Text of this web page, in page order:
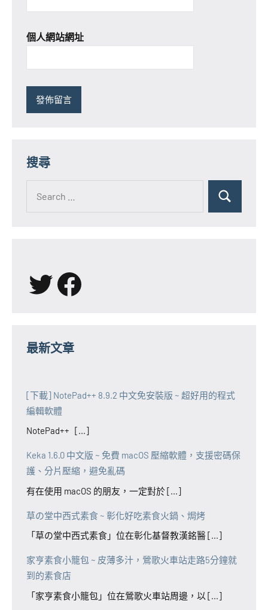
個人網站網址
搜尋
for:
Search
X Facebook
最新文章
[下載] NotePad++ 8.9.2 中文免安裝版 ~ 超好用的程式
編輯軟體
NotePad++ [...]
Keka 1.6.0 中文版 ~ 免費 macOS 壓縮軟體，支援密碼保
護、分片壓縮，避免亂碼
有在使用 macOS 的朋友，一定對於 [...]
草の堂中西式素食 ~ 彰化好吃素食火鍋、焗烤
「草の堂中西式素食」位在彰化基督教漢銘醫 [...]
家亨素食小籠包 ~ 皮薄多汁，鶯歌火車站走路5分鐘就
到的素食店
「家亨素食小籠包」位在鶯歌火車站周邊，以 [...]